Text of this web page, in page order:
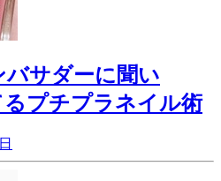
サダーに聞い
プチプラネイル術